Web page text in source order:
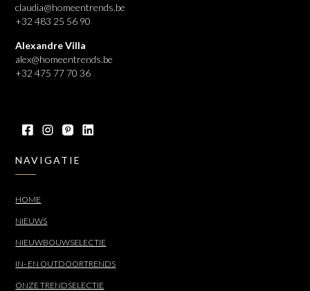
claudia@homeentrends.be
+32 483 25 56 90
Alexandre Villa
alex@homeentrends.be
+32 475 77 70 36
NAVIGATIE
HOME
NIEUWS
NIEUWBOUWSELECTIE
IN- EN OUTDOORTRENDS
ONZE TRENDSELECTIE